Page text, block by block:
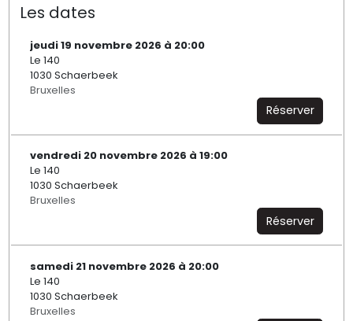
Les dates
jeudi 19 novembre 2026 à 20:00
Le 140
1030 Schaerbeek
Bruxelles
Réserver
vendredi 20 novembre 2026 à 19:00
Le 140
1030 Schaerbeek
Bruxelles
Réserver
samedi 21 novembre 2026 à 20:00
Le 140
1030 Schaerbeek
Bruxelles